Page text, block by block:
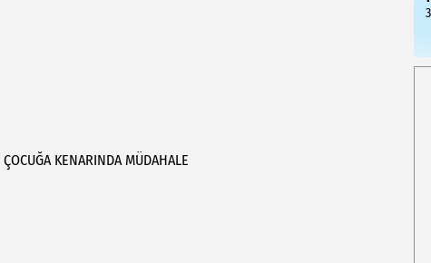
ÇOCUĞA KENARINDA MÜDAHALE